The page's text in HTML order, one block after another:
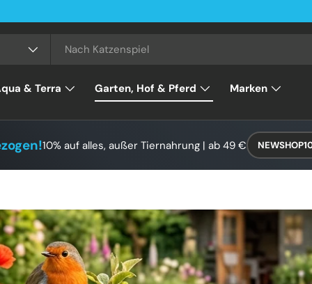
& Terra Garten, Hof & Pferd
Marken
10% auf alles, außer Tiernahrung | ab 49 €